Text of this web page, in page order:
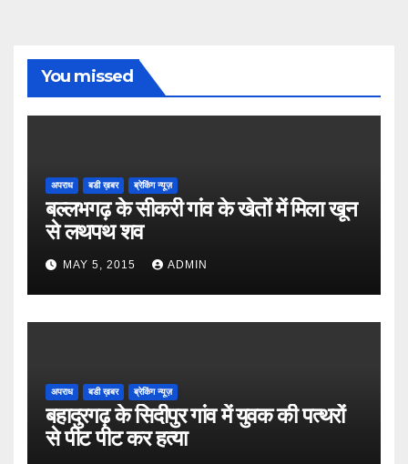
You missed
अपराध बडी ख़बर ब्रेकिंग न्यूज़
बल्लभगढ़ के सीकरी गांव के खेतों में मिला खून
से लथपथ शव
MAY 5, 2015 ADMIN
अपराध बडी ख़बर ब्रेकिंग न्यूज़
बहादुरगढ़ के सिदीपुर गांव में युवक की पत्थरों
से पीट पीट कर हत्या